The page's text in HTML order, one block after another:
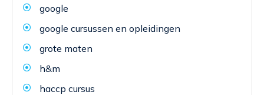
google
google cursussen en opleidingen
grote maten
h&m
haccp cursus